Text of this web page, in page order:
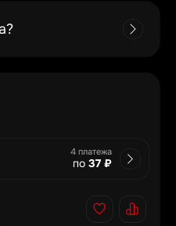
4 платежа
по 37 ₽